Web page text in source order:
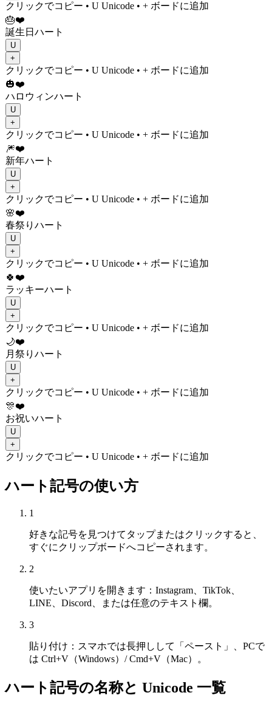
クリックでコピー • U Unicode • + ボードに追加
🎂❤️
誕生日ハート
U
+
クリックでコピー • U Unicode • + ボードに追加
🎃❤️
ハロウィンハート
U
+
クリックでコピー • U Unicode • + ボードに追加
🎆❤️
新年ハート
U
+
クリックでコピー • U Unicode • + ボードに追加
🌸❤️
春祭りハート
U
+
クリックでコピー • U Unicode • + ボードに追加
🍀❤️
ラッキーハート
U
+
クリックでコピー • U Unicode • + ボードに追加
🌙❤️
月祭りハート
U
+
クリックでコピー • U Unicode • + ボードに追加
🎊❤️
お祝いハート
U
+
クリックでコピー • U Unicode • + ボードに追加
ハート記号の使い方
1
好きな記号を見つけてタップまたはクリックすると、
すぐにクリップボードへコピーされます。
2
使いたいアプリを開きます：Instagram、TikTok、
LINE、Discord、または任意のテキスト欄。
3
貼り付け：スマホでは長押しして「ペースト」、PCで
は Ctrl+V（Windows）/ Cmd+V（Mac）。
ハート記号の名称と Unicode 一覧